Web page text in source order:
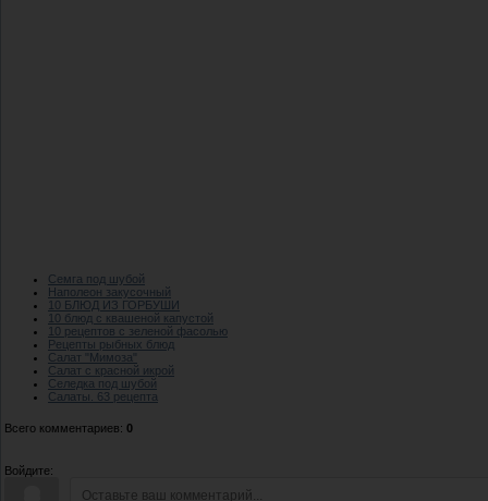
Семга под шубой
Наполеон закусочный
10 БЛЮД ИЗ ГОРБУШИ
10 блюд с квашеной капустой
10 рецептов с зеленой фасолью
Рецепты рыбных блюд
Салат "Мимоза"
Салат с красной икрой
Селедка под шубой
Салаты. 63 рецепта
Всего комментариев: 0
Войдите: